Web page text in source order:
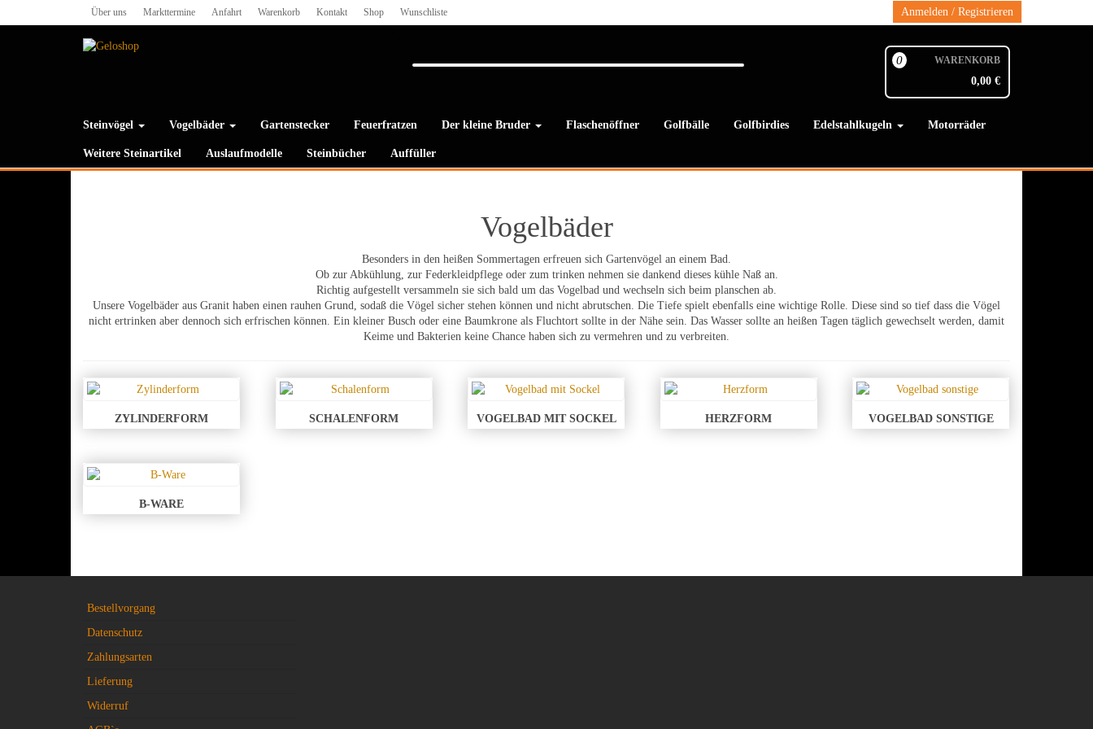
to
Über uns Markttermine Anfahrt Warenkorb Kontakt Shop Wunschliste Anmelden / Registrieren
0 WARENKORB
0,00 €
Steinvögel Vogelbäder Gartenstecker Feuerfratzen Der kleine Bruder Flaschenöffner Golfbälle Golfbirdies Edelstahlkugeln Motorräder
Weitere Steinartikel Auslaufmodelle Steinbücher Auffüller
Vogelbäder
Besonders in den heißen Sommertagen erfreuen sich Gartenvögel an einem Bad.
Ob zur Abkühlung, zur Federkleidpflege oder zum trinken nehmen sie dankend dieses kühle Naß an.
Richtig aufgestellt versammeln sie sich bald um das Vogelbad und wechseln sich beim planschen ab.
Unsere Vogelbäder aus Granit haben einen rauhen Grund, sodaß die Vögel sicher stehen können und nicht abrutschen. Die Tiefe spielt ebenfalls eine wichtige Rolle. Diese sind so tief dass die Vögel
nicht ertrinken aber dennoch sich erfrischen können. Ein kleiner Busch oder eine Baumkrone als Fluchtort sollte in der Nähe sein. Das Wasser sollte an heißen Tagen täglich gewechselt werden, damit
Keime und Bakterien keine Chance haben sich zu vermehren und zu verbreiten.
ZYLINDERFORM SCHALENFORM VOGELBAD MIT SOCKEL HERZFORM VOGELBAD SONSTIGE
B-WARE
Bestellvorgang
Datenschutz
Zahlungsarten
Lieferung
Widerruf